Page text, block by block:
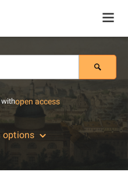
withopen access
options